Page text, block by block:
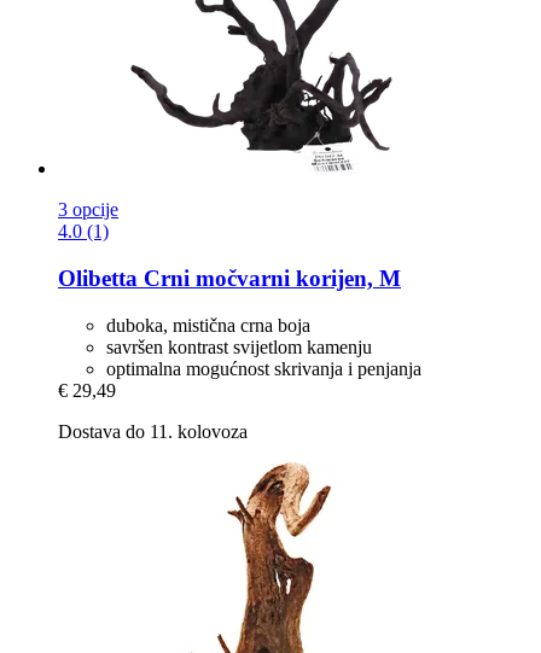
3 opcije
4.0 (1)
Olibetta Crni močvarni korijen, M
duboka, mistična crna boja
savršen kontrast svijetlom kamenju
optimalna mogućnost skrivanja i penjanja
€ 29,49
Dostava do 11. kolovoza